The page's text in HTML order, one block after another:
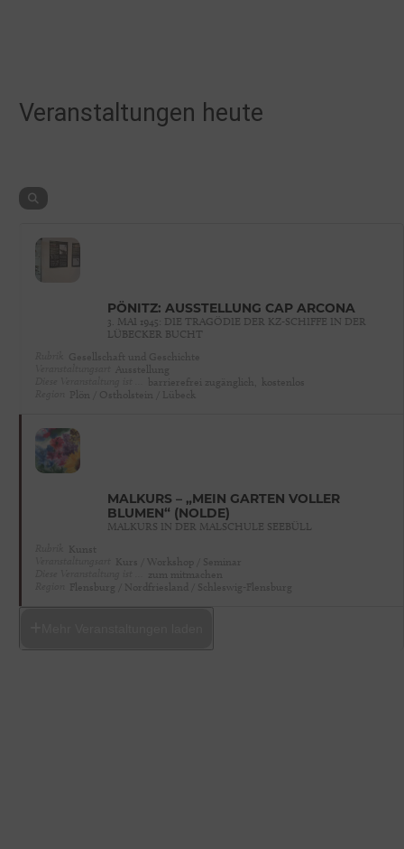
Veranstaltungen heute
PÖNITZ: AUSSTELLUNG CAP ARCONA
3. MAI 1945: DIE TRAGÖDIE DER KZ-SCHIFFE IN DER
LÜBECKER BUCHT
MALKURS – „MEIN GARTEN VOLLER
BLUMEN“ (NOLDE)
MALKURS IN DER MALSCHULE SEEBÜLL